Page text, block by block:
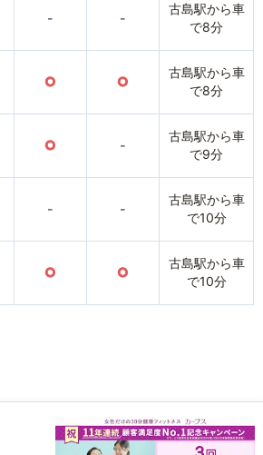
- -
古島駅から車
で8分
○ ○
古島駅から車
で8分
○ -
古島駅から車
で9分
- -
古島駅から車
で10分
○ ○
古島駅から車
で10分